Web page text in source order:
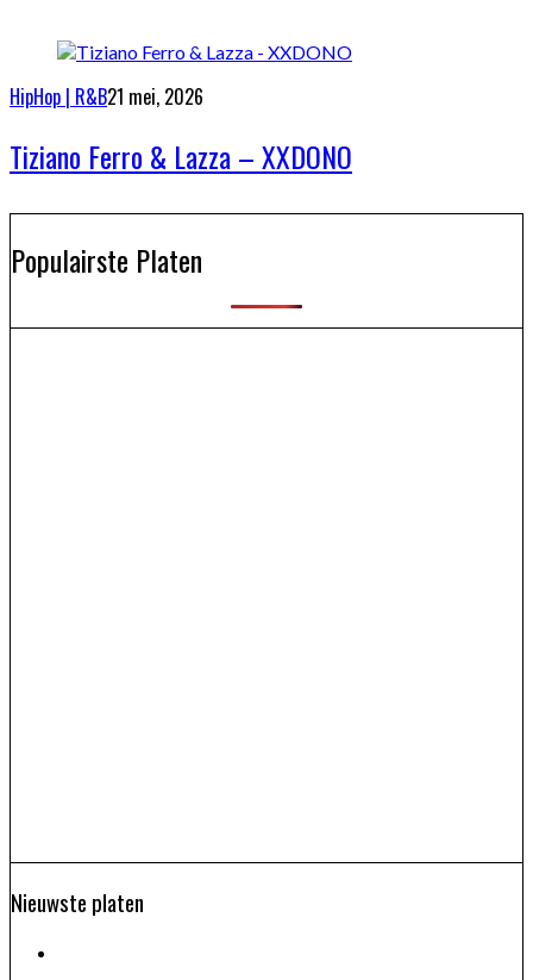
HipHop | R&B21 mei, 2026
Tiziano Ferro & Lazza – XXDONO
Populairste Platen
Nieuwste platen